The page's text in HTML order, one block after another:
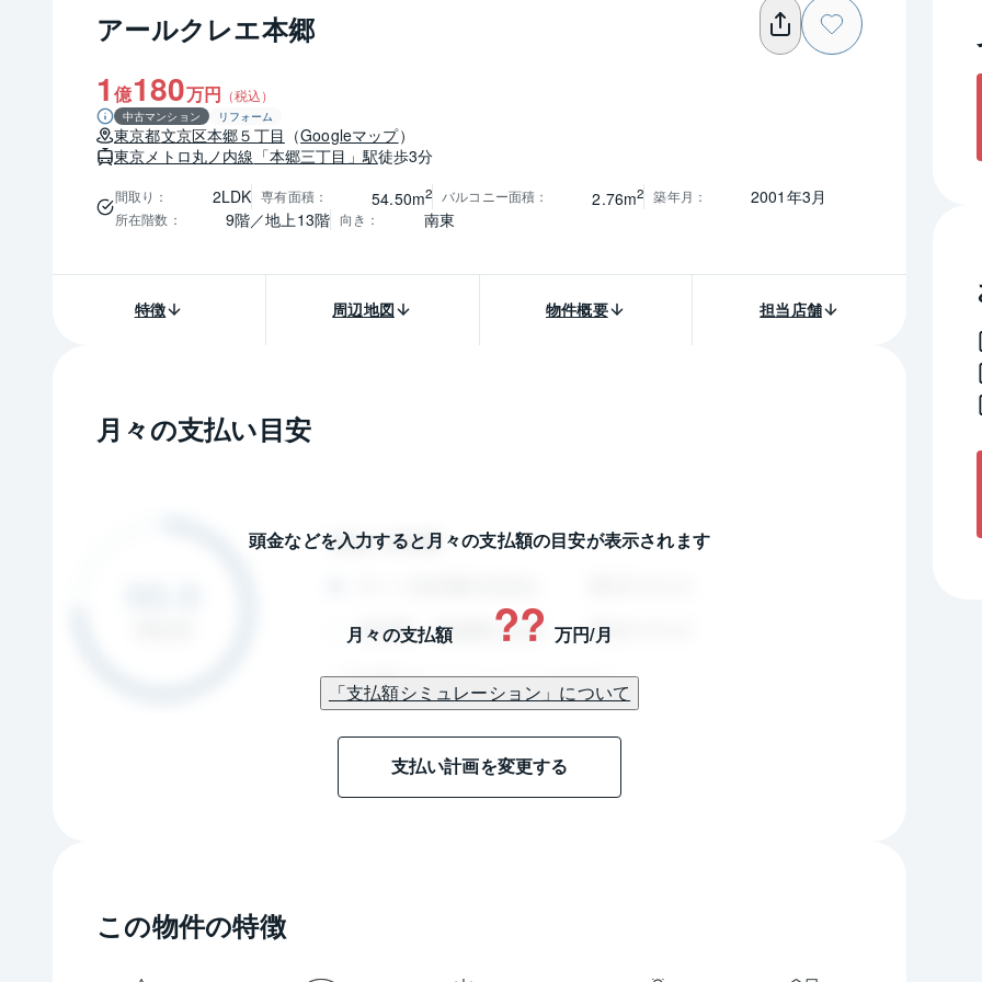
アールクレエ本郷
1億180万円 （税込）
中古マンション リフォーム
東京都文京区本郷５丁目 （Googleマップ）
東京メトロ丸ノ内線 「本郷三丁目」駅徒歩3分
間取り ： 2LDK 専有面積： 54.50m2 バルコニー面積 ： 2.76m2 築年月 ： 2001年3月
所在階数 ： 9階／地上13階 向き ： 南東
特徴 周辺地図 物件概要 担当店舗
月々の支払い目安
頭金などを入力すると月々の支払額の目安が表示されます
月々の支払額 ?? 万円/月
「支払額シミュレーション」について
支払い計画を変更する
この物件の特徴